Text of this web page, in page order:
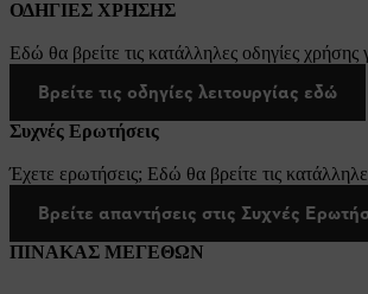
ΟΔΗΓΙΕΣ ΧΡΗΣΗΣ
Εδώ θα βρείτε τις κατάλληλες οδηγίες
Βρείτε τις οδηγίες λειτουργίας εδώ
Συχνές Ερωτήσεις
Έχετε ερωτήσεις; Εδώ θα βρείτε τις
Βρείτε απαντήσεις στις Συχνές
ΠΙΝΑΚΑΣ ΜΕΓΕΘΩΝ